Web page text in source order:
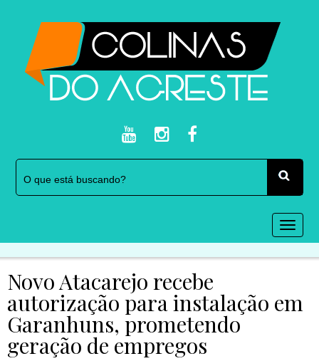
Novo Atacarejo recebe
autorização para instalação em
Garanhuns, prometendo
geração de empregos